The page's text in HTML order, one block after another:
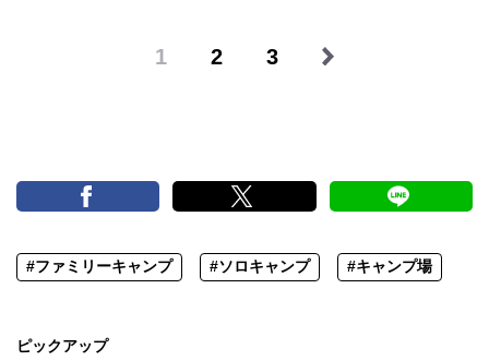
1 2 3
#ファミリーキャンプ #ソロキャンプ #キャンプ場
ピックアップ